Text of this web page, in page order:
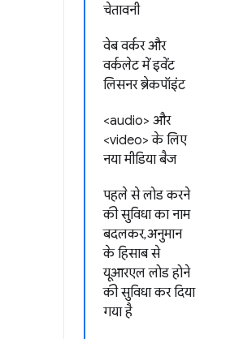
चेतावनी
वेब वर्कर और
वर्कलेट में इवेंट
लिसनर ब्रेकपॉइंट
<audio> और
<video> के लिए
नया मीडिया बैज
पहले से लोड करने
की सुविधा का नाम
बदलकर, अनुमान
के हिसाब से
यूआरएल लोड होने
की सुविधा कर दिया
गया है